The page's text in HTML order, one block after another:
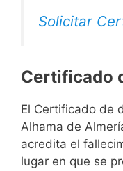
Solicitar
Certificado
El Certificado de
Alhama de
acredita el
lugar en que se